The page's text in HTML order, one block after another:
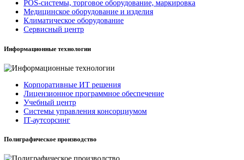
POS-системы, торговое оборудование, маркировка
Медицинское оборудование и изделия
Климатическое оборудование
Сервисный центр
Информационные технологии
Корпоративные ИТ решения
Лицензионное программное обеспечение
Учебный центр
Системы управления консорциумом
IT-аутсорсинг
Полиграфическое производство